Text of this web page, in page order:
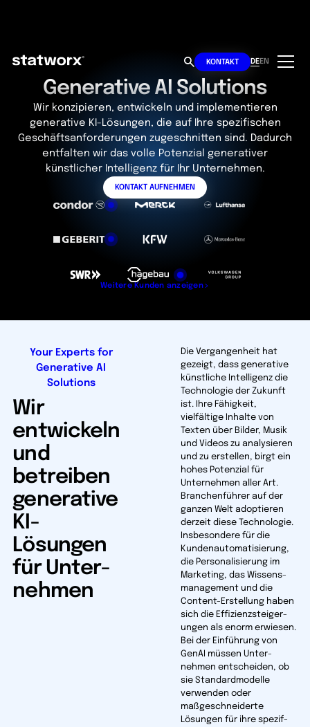
KONTAKT DEEN
Generative AI Solutions
Wir konzipieren, entwickeln und implementieren
generative KI-Lösungen, die auf Ihre spezifischen
Geschäftsanforderungen zugeschnitten sind. Dadurch
entfalten wir das volle Potenzial generativer
künstlicher Intelligenz für Ihr Unternehmen.
KONTAKT AUFNEHMEN
Weitere Kunden anzeigen
Your Experts for
Generative AI
Solutions
Wir
entwickeln
und
betreiben
generative
KI-
Lösungen
für Unter­
nehmen
Die Vergangenheit hat
gezeigt, dass generative
künstliche Intelligenz die
Technologie der Zukunft
ist. Ihre Fähigkeit,
vielfältige Inhalte von
Texten über Bilder, Musik
und Videos zu analysieren
und zu erstellen, birgt ein
hohes Potenzial für
Unternehmen aller Art.
Branchenführer auf der
ganzen Welt adoptieren
derzeit diese Technologie.
Insbe­sondere für die
Kundenautomatisierung,
die Personalisierung im
Marketing, das Wissens­
manage­ment und die
Content-Erstellung haben
sich die Effizienz­steiger­
ungen als enorm erwiesen.
Bei der Einführung von
GenAI müssen Unter­
nehmen entscheiden, ob
sie Standardmodelle
verwenden oder
maßgeschneiderte
Lösungen für ihre spezif­